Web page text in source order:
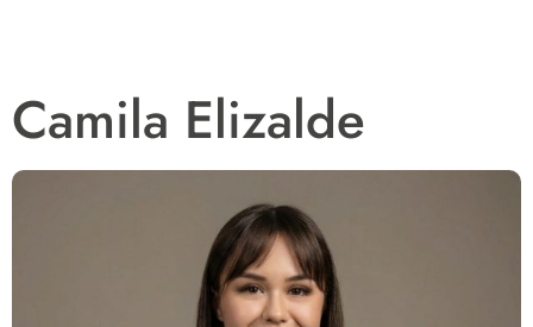
Camila Elizalde